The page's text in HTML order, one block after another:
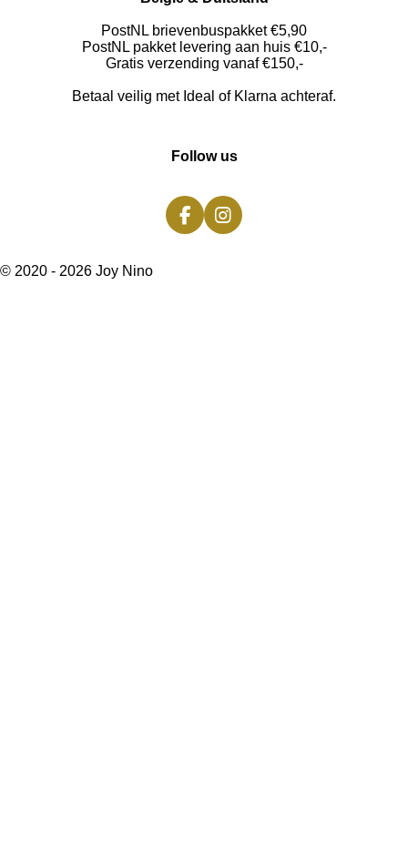
PostNL brievenbuspakket €5,90
PostNL pakket levering aan huis €10,-
Gratis verzending vanaf €150,-
Betaal veilig met Ideal of Klarna achteraf.
Follow us
F
I
© 2020 - 2026 Joy Nino